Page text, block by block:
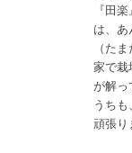
『田
は、あ
（た
家で栽
が解っ
うちも
頑張り